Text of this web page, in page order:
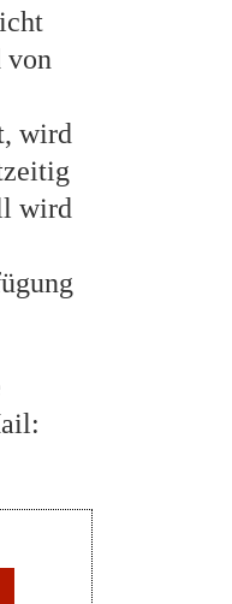
von
wird
wird